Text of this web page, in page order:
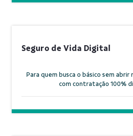
Seguro de Vida Digital
Para quem busca o básico sem abrir
com contratação 100%